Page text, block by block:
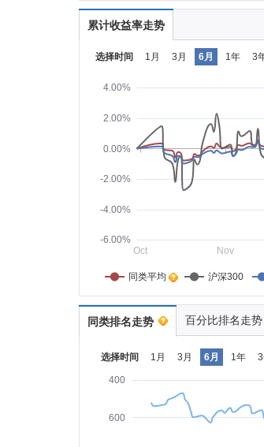
累计收益率走势
选择时间 1月 3月 6月 1年 3
-6.00%
-4.00%
-2.00%
0.00%
2.00%
4.00%
Oct Nov
同类平均 沪深300
同类排名走势 百分比排名走势
选择时间 1月 3月 6月 1年
400
600